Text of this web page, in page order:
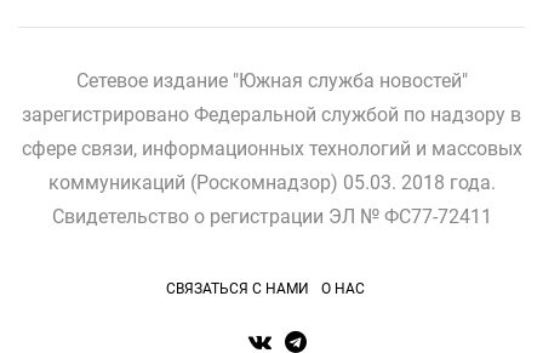
Сетевое издание "Южная служба новостей"
зарегистрировано Федеральной службой по надзору в
сфере связи, информационных технологий и массовых
коммуникаций (Роскомнадзор) 05.03. 2018 года.
Свидетельство о регистрации ЭЛ № ФС77-72411
СВЯЗАТЬСЯ С НАМИ О НАС